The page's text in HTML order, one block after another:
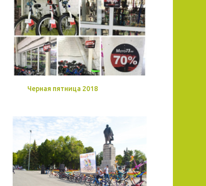
Черная пятница 2018